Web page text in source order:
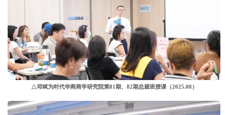
△邓斌为时代华商商学研究院第81期、82期总裁班授课（2025.08）